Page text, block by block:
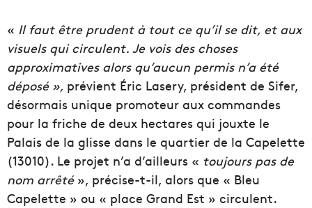
« Il faut être prudent à tout ce qu’il se dit, et aux
visuels qui circulent. Je vois des choses
approximatives alors qu’aucun permis n’a été
déposé », prévient Éric Lasery, président de Sifer,
désormais unique promoteur aux commandes
pour la friche de deux hectares qui jouxte le
Palais de la glisse dans le quartier de la Capelette
(13010). Le projet n’a d’ailleurs « toujours pas de
nom arrêté», précise-t-il, alors que « Bleu
Capelette » ou « place Grand Est » circulent.